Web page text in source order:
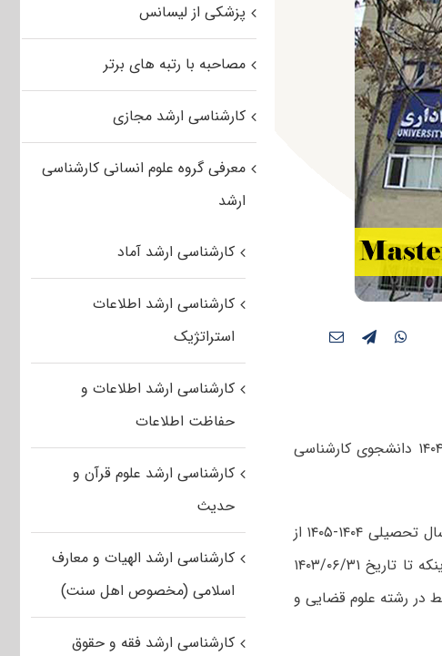
دانشگاه علوم قضایی و خدمات اداری به‌صورت بورسیه قوه قضائیه در سال ۱۴۰۴ دانشجوی کارشناسی
، دانشگاه علوم قضایی و خدمات اداری در نیمسال اول سال تحصیلی ۱۴۰۴-۱۴۰۵ از
(مشروط بر اینکه تا تاریخ ۱۴۰۳/۰۶/۳۱
در رشته علوم قضایی و
پزشکی از لیسانس
مصاحبه با رتبه های برتر
کارشناسی ارشد مجازی
معرفی گروه علوم انسانی کارشناسی
ارشد
کارشناسی ارشد آماد
کارشناسی ارشد اطلاعات
استراتژیک
کارشناسی ارشد اطلاعات و
حفاظت اطلاعات
کارشناسی ارشد علوم قرآن و
حدیث
کارشناسی ارشد الهیات و معارف
اسلامی (مخصوص اهل سنت)
کارشناسی ارشد فقه و حقوق